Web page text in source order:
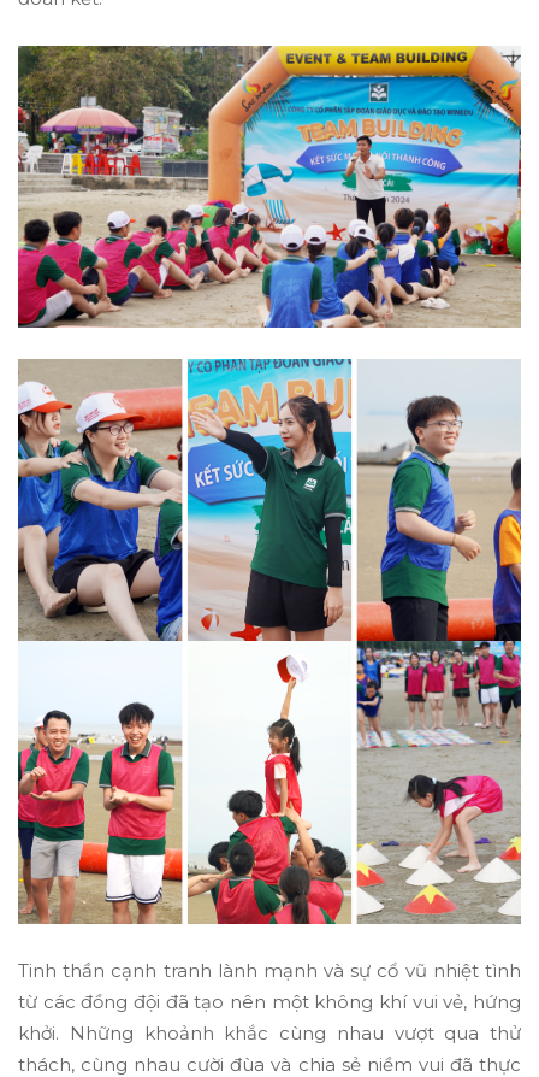
Tinh thần cạnh tranh lành mạnh và sự cổ vũ nhiệt tình
từ các đồng đội đã tạo nên một không khí vui vẻ, hứng
khởi. Những khoảnh khắc cùng nhau vượt qua thử
thách, cùng nhau cười đùa và chia sẻ niềm vui đã thực